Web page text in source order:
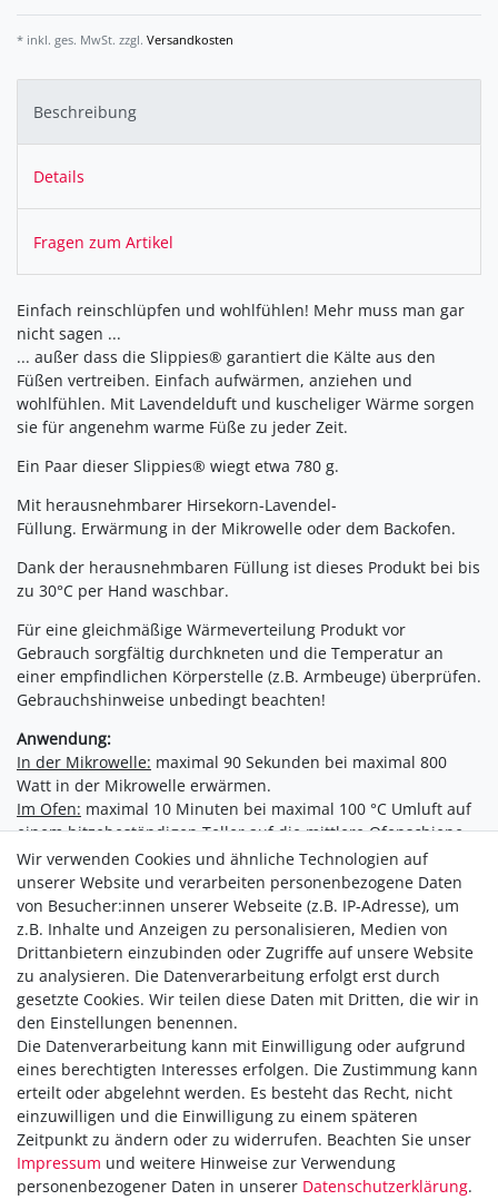
* inkl. ges. MwSt. zzgl. Versandkosten
Beschreibung
Details
Fragen zum Artikel
Einfach reinschlüpfen und wohlfühlen! Mehr muss man gar
nicht sagen ...
... außer dass die Slippies® garantiert die Kälte aus den
Füßen vertreiben. Einfach aufwärmen, anziehen und
wohlfühlen. Mit Lavendelduft und kuscheliger Wärme sorgen
sie für angenehm warme Füße zu jeder Zeit.
Ein Paar dieser Slippies® wiegt etwa 780 g.
Mit herausnehmbarer Hirsekorn-Lavendel-
Füllung. Erwärmung in der Mikrowelle oder dem Backofen.
Dank der herausnehmbaren Füllung ist dieses Produkt bei bis
zu 30°C per Hand waschbar.
Für eine gleichmäßige Wärmeverteilung Produkt vor
Gebrauch sorgfältig durchkneten und die Temperatur an
einer empfindlichen Körperstelle (z.B. Armbeuge) überprüfen.
Gebrauchshinweise unbedingt beachten!
Anwendung:
In der Mikrowelle: maximal 90 Sekunden bei maximal 800
Watt in der Mikrowelle erwärmen.
Im Ofen: maximal 10 Minuten bei maximal 100 °C Umluft auf
einem hitzebeständigen Teller auf die mittlere Ofenschiene
legen. Grillfunktion abschalten.
Versandkostenfrei ab 40,-€
Zahlung
Versand
Daten­schutz­erklärung
AGB
Hinweis zur Batterieentsorgung
Wir verwenden Cookies und ähnliche Technologien auf
unserer Website und verarbeiten personenbezogene Daten
von Besucher:innen unserer Webseite (z.B. IP-Adresse), um
z.B. Inhalte und Anzeigen zu personalisieren, Medien von
Drittanbietern einzubinden oder Zugriffe auf unsere Website
zu analysieren. Die Datenverarbeitung erfolgt erst durch
gesetzte Cookies. Wir teilen diese Daten mit Dritten, die wir in
den Einstellungen benennen.
Die Datenverarbeitung kann mit Einwilligung oder aufgrund
eines berechtigten Interesses erfolgen. Die Zustimmung kann
erteilt oder abgelehnt werden. Es besteht das Recht, nicht
einzuwilligen und die Einwilligung zu einem späteren
Zeitpunkt zu ändern oder zu widerrufen. Beachten Sie unser
Impressum und weitere Hinweise zur Verwendung
personenbezogener Daten in unserer Daten­schutz­erklärung.